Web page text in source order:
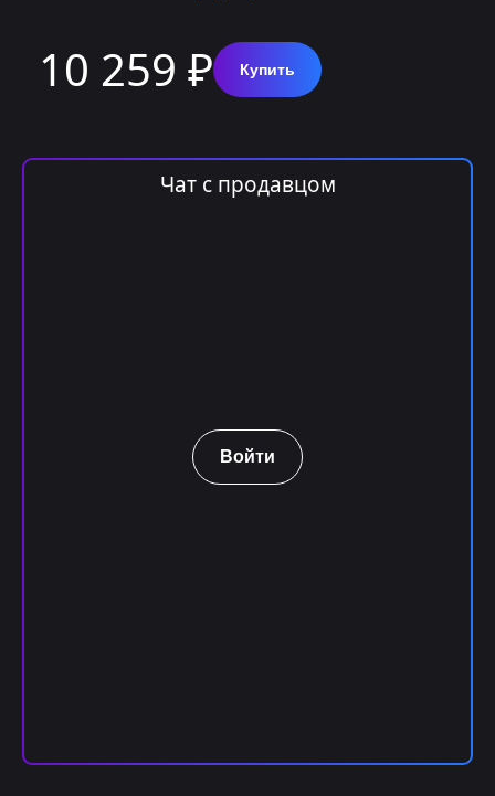
10 259 ₽ Купить
Чат с продавцом
Войти